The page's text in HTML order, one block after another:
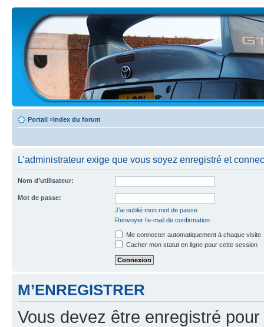
Portail »Index du forum
L’administrateur exige que vous soyez enregistré et
Nom d’utilisateur:
Mot de passe:
J’ai oublié mon mot de passe
Renvoyer l’e-mail de confirmation
Me connecter automatiquement à chaque visite
Cacher mon statut en ligne pour cette session
M’ENREGISTRER
Vous devez être enregistré